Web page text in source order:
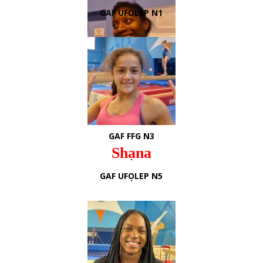
Carine
GAF FFG N3
.
.
GAF UFOLEP N1
Shana
GAF UFOLEP N5